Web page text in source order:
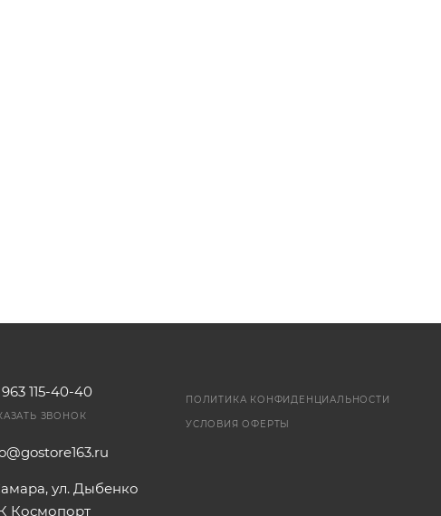
115-40-40
ЗВОНОК
ул. Дыбенко
Космопорт
ПОЛИТИКА КОНФИДЕНЦИАЛЬНОСТИ
УСЛОВИЯ ОФЕРТЫ